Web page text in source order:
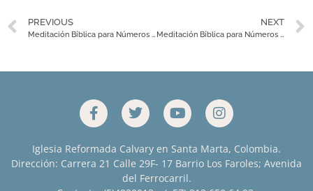
EMBED
PREVIOUS
Meditación Bíblica para Números 11
NEXT
Meditación Bíblica para Números 14
Iglesia Reformada Calvary en Santa Marta, Colombia.
Dirección: Carrera 21 Calle 29F- 17 Barrio Los Faroles; Avenida
del Ferrocarril.